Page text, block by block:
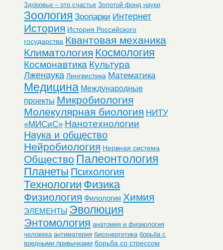
Здоровье – это счастье Золотой фонд науки
Зоология Зоопарки Интернет
История История Российского
государства Квантовая механика
Климатология Космология
Космонавтика Культура
Лженаука Лингвистика Математика
Медицина Международные
проекты Микробиология
Молекулярная биология НИТУ
«МИСиС» Нанотехнологии
Наука и общество
Нейробиология Нервная система
Общество Палеонтология
Планеты Психология
Технологии Физика
Физиология Филология Химия
ЭЛЕМЕНТЫ Эволюция
Энтомология анатомия и физиология
человека антиматерия биоэнергетика борьба с
вредными привычками борьба со стрессом